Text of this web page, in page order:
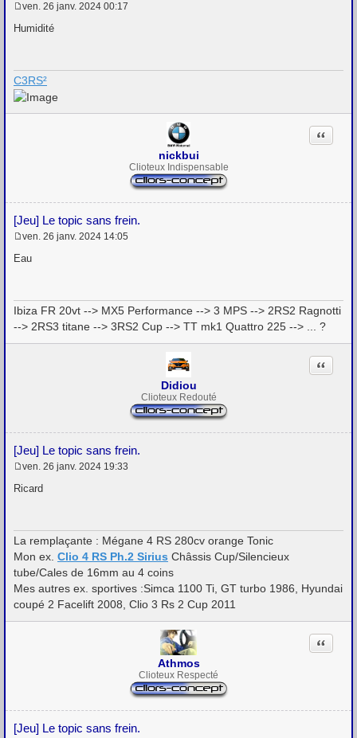
e
g
e
ven. 26 janv. 2024 00:17
Humidité
C3RS²
nickbui
Clioteux Indispensable
[Jeu] Le topic sans frein.
Citation
e
g
e
ven. 26 janv. 2024 14:05
Eau
Ibiza FR 20vt --> MX5 Performance --> 3 MPS --> 2RS2 Ragnotti
--> 2RS3 titane --> 3RS2 Cup --> TT mk1 Quattro 225 --> ... ?
Didiou
Clioteux Redouté
[Jeu] Le topic sans frein.
Citation
e
g
e
ven. 26 janv. 2024 19:33
Ricard
La remplaçante : Mégane 4 RS 280cv orange Tonic
Mon ex. Clio 4 RS Ph.2 Sirius Châssis Cup/Silencieux
tube/Cales de 16mm au 4 coins
Mes autres ex. sportives :Simca 1100 Ti, GT turbo 1986, Hyundai
coupé 2 Facelift 2008, Clio 3 Rs 2 Cup 2011
Athmos
Clioteux Respecté
[Jeu] Le topic sans frein.
Citation